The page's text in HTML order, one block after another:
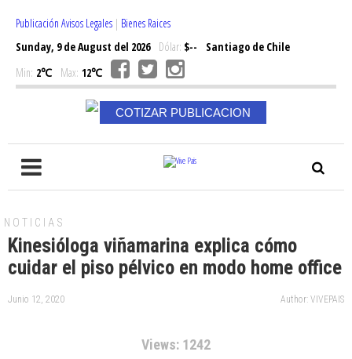
Publicación Avisos Legales | Bienes Raices
Sunday, 9 de August del 2026Dólar: $--
Santiago de Chile
Min: 2℃ Max: 12℃
COTIZAR PUBLICACION
NOTICIAS
Kinesióloga viñamarina explica cómo
cuidar el piso pélvico en modo home office
Junio 12, 2020 Author: VIVEPAIS
Views: 1242